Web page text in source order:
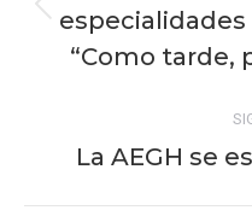
especialidades
“Como tarde,
La AEGH se